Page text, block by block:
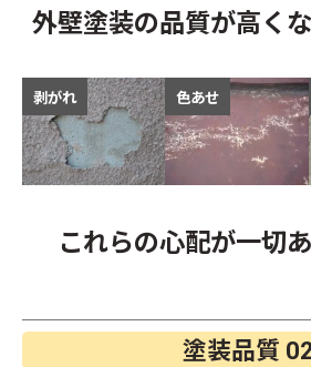
外壁塗装の品質が高く
剥がれ 色あせ
これらの心配が一切
塗装品質